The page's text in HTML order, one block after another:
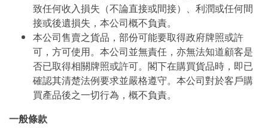
致任何收入損失（不論直接或間接）、利潤或任何間
接或後遺損失，本公司概不負責。
本公司售賣之貨品，部份可能要取得政府牌照或許
可，方可使用。本公司並無責任，亦無法知道顧客是
否已取得相關牌照或許可。閣下在購買貨品時，即已
確認其清楚法例要求並嚴格遵守。本公司對於客戶購
買產品後之一切行為，概不負責。
一般條款